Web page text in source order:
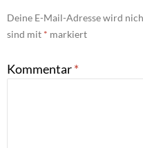
Deine E-Mail-Adresse wird
sind mit * markiert
Kommentar*